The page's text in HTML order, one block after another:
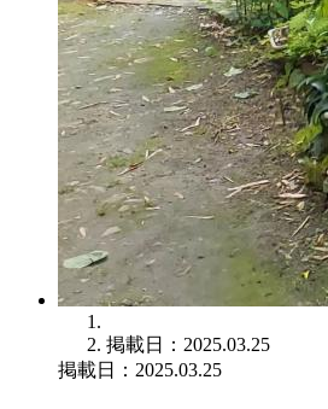
掲載日：2025.03.25
掲載日：2025.03.25